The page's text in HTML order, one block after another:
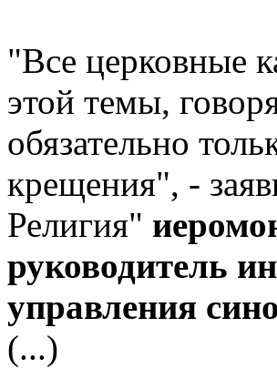
"Все церковные
этой темы,
обязательно
крещения", -
Религия"
руководитель
управления
(...)